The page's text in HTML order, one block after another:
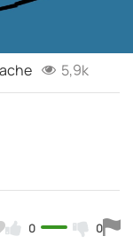
5,9k
0 0